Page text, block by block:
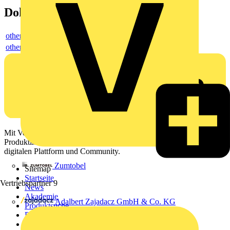
Zumtobel
Vertriebspartner 9
Adalbert Zajadacz GmbH & Co. KG
Dokumente
others
others
Mit Voltimum erhalten Elektrofachkräfte Zugang zu Branchennews,
Produktinformationen, Schulungen und Tools – alles auf einer
digitalen Plattform und Community.
Sitemap
Startseite
News
Akademie
Produktsuche
Partner